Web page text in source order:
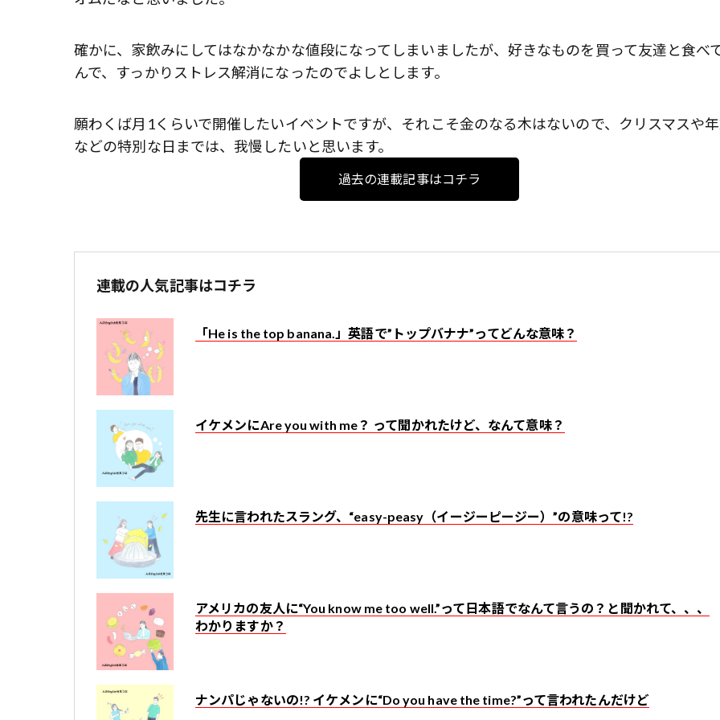
確かに、家飲みにしてはなかなかな値段になってしまいましたが、好きなものを買って友達と食べ
んで、すっかりストレス解消になったのでよしとします。
願わくば月1くらいで開催したいイベントですが、それこそ金のなる木はないので、クリスマスや
などの特別な日までは、我慢したいと思います。
過去の連載記事はコチラ
連載の人気記事はコチラ
「He is the top banana.」英語で”トップバナナ”ってどんな意味？
イケメンにAre you with me？ って聞かれたけど、なんて意味？
先生に言われたスラング、“easy-peasy（イージーピージー）”の意味って!?
アメリカの友人に“You know me too well.”って日本語でなんて言うの？と聞かれて、、、
わかりますか？
ナンパじゃないの!? イケメンに“Do you have the time?”って言われたんだけど